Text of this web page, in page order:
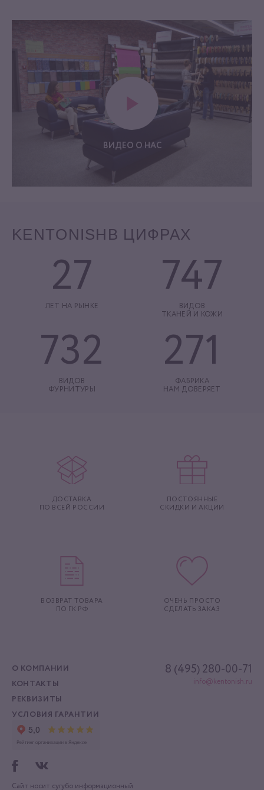
ВИДЕО О НАС
KENTONISH В ЦИФРАХ
27
ЛЕТ НА РЫНКЕ
747
ВИДОВ
ТКАНЕЙ И КОЖИ
732
ВИДОВ
ФУРНИТУРЫ
271
ФАБРИКА
НАМ ДОВЕРЯЕТ
ДОСТАВКА
ПО ВСЕЙ РОССИИ
ПОСТОЯННЫЕ
СКИДКИ И АКЦИИ
ВОЗВРАТ ТОВАРА
ПО ГК РФ
ОЧЕНЬ ПРОСТО
СДЕЛАТЬ ЗАКАЗ
Сайт носит сугубо информационный
О КОМПАНИИ
КОНТАКТЫ
РЕКВИЗИТЫ
УСЛОВИЯ ГАРАНТИИ
8 (495) 280-00-71
info@kentonish.ru